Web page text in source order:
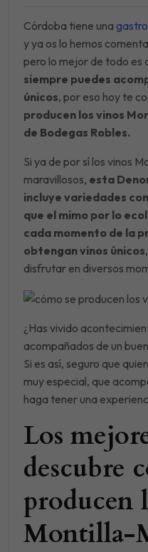
Córdoba tiene una
y ya os lo hemos
pero lo mejor de todo es
siempre puedes
únicos, por eso hoy te
producen los vinos
de Bodegas Robles.
Si ya de por sí los vinos
maravillosos, esta
incluye variedades
que el mimo por lo
cada momento de la
obtengan vinos únicos
disfrutar en diversos
¿Has vivido
acompañados de un
Si es así, seguro que
muy especial, que
haga tener una
Los
descubre
producen
Montilla-